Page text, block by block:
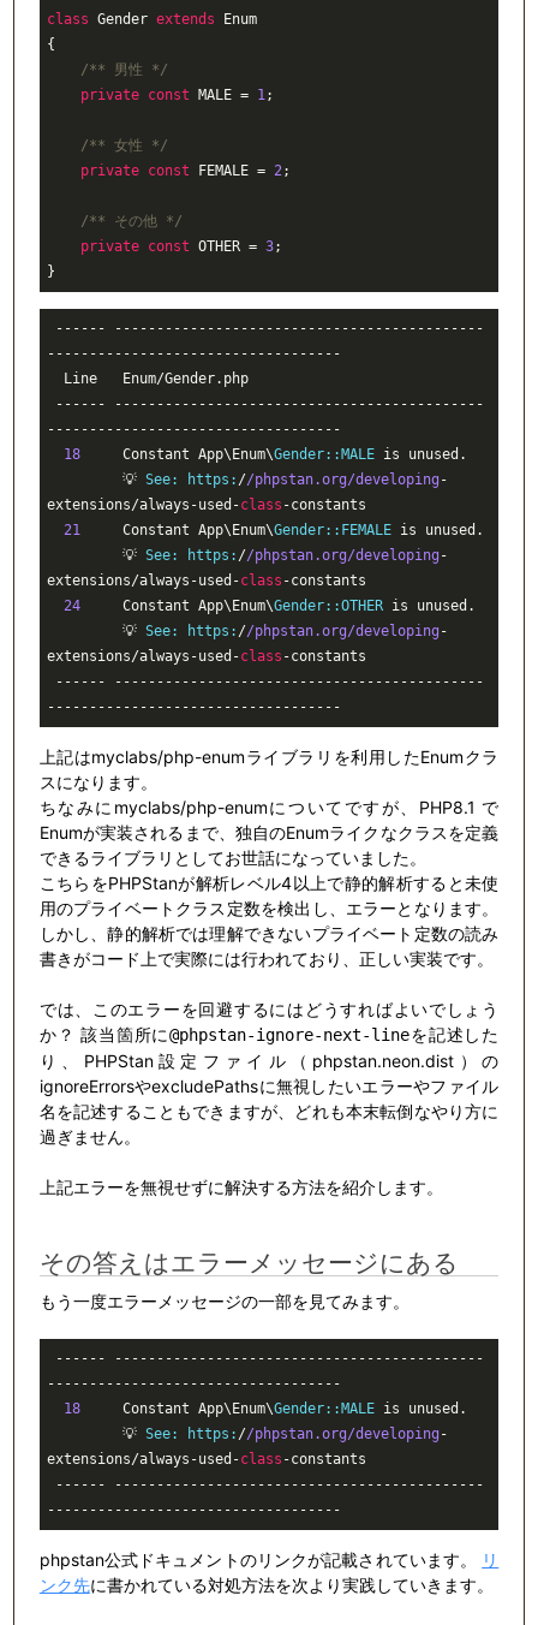
class Gender extends
Enum
{
/** 男性 */
private const MALE = 1 ;
/** 女性 */
private const FEMALE = 2 ;
/** その他 */
private const OTHER = 3;
}
-----------------------------------
-----------------------------------
18
     Constant App\Enum\
Gender: :MALE is unused.
         💡
See: https: //phpstan.org/developing-
extensions/always-used-class -constants
21
     Constant App\Enum\
Gender: :FEMALE is unused.
         💡
See: https: //phpstan.org/developing-
extensions/always-used-class -constants
24
     Constant App\Enum\
Gender: :OTHER is unused.
         💡
See: https: //phpstan.org/developing-
extensions/always-used-class -constants
-----------------------------------
上記はmyclabs/php-enumライブラリを利用したEnumクラ
スになります。
ちなみにmyclabs/php-enumについてですが、PHP8.1 で
Enumが実装されるまで、独自のEnumライクなクラスを定義
できるライブラリとしてお世話になっていました。
こちらをPHPStanが解析レベル4以上で静的解析すると未使
用のプライベートクラス定数を検出し、エラーとなります。
しかし、静的解析では理解できないプライベート定数の読み
書きがコード上で実際には行われており、正しい実装です。
では、このエラーを回避するにはどうすればよいでしょう
か？ 該当箇所に@phpstan-ignore-next-lineを記述した
り、PHPStan設定ファイル（phpstan.neon.dist）の
ignoreErrorsやexcludePathsに無視したいエラーやファイル
名を記述することもできますが、どれも本末転倒なやり方に
過ぎません。
上記エラーを無視せずに解決する方法を紹介します。
その答えはエラーメッセージにある
もう一度エラーメッセージの一部を見てみます。
-----------------------------------
18
     Constant App\Enum\
Gender: :MALE is unused.
         💡
See: https: //phpstan.org/developing-
extensions/always-used-class -constants
-----------------------------------
phpstan公式ドキュメントのリンクが記載されています。
リ
ンク先に書かれている対処方法を次より実践していきます。